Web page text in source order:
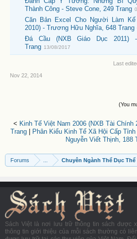
Thành Công - Steve Cone, 249 Trang
Căn Bản Excel Cho Người Làm Kế
2010) - Trương Hữu Nghĩa, 648 Trang
Đá Cầu (NXB Giáo Dục 2011)
Trang 13/08/2017
Last
Nov 22, 2014
(You
< Kinh Tế Việt Nam 2006 (NXB Tài Chính
Trang
Phân Kiểu Kinh Tế Xã Hội Cấp
Nguyễn Viết Thịnh, 188
Forums Chuyên Ngành Thể Dục Thể
Sách Việt là nơi lưu trữ thông tin sách được
thông tin giới thiệu của mỗi sách thường có